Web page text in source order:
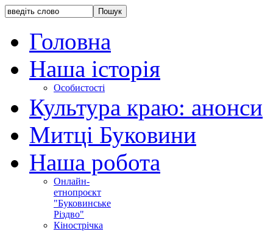
Головна
Наша історія
Особистості
Культура краю: анонси
Митці Буковини
Наша робота
Онлайн-
етнопроєкт
"Буковинське
Різдво"
Кінострічка